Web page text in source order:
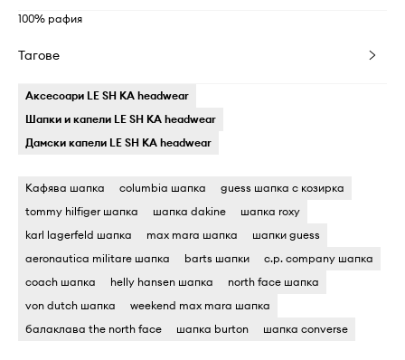
100% рафия
Тагове
Аксесоари LE SH KA headwear
Шапки и капели LE SH KA headwear
Дамски капели LE SH KA headwear
Кафява шапка columbia шапка
guess шапка с козирка
tommy hilfiger шапка
шапка dakine
шапка roxy
karl lagerfeld шапка
max mara шапка
шапки guess
aeronautica militare шапка
barts шапки
c.p. company шапка
coach шапка
helly hansen шапка
north face шапка
von dutch шапка
weekend max mara шапка
балаклава the north face
шапка burton шапка converse